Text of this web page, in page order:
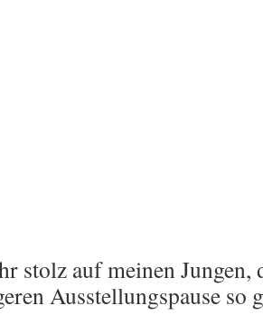
stolz auf meinen Jungen,
Ausstellungspause so